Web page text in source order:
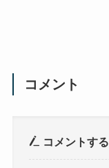
コメント
コメントする